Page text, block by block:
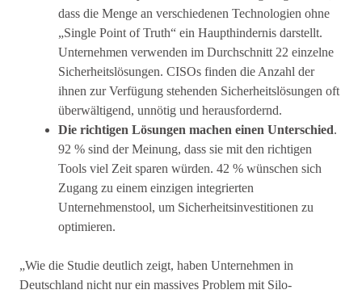
dass die Menge an verschiedenen Technologien ohne
„Single Point of Truth“ ein Haupthindernis darstellt.
Unternehmen verwenden im Durchschnitt 22 einzelne
Sicherheitslösungen. CISOs finden die Anzahl der
ihnen zur Verfügung stehenden Sicherheitslösungen oft
überwältigend, unnötig und herausfordernd.
Die richtigen Lösungen machen einen Unterschied.
92 % sind der Meinung, dass sie mit den richtigen
Tools viel Zeit sparen würden. 42 % wünschen sich
Zugang zu einem einzigen integrierten
Unternehmenstool, um Sicherheitsinvestitionen zu
optimieren.
„Wie die Studie deutlich zeigt, haben Unternehmen in
Deutschland nicht nur ein massives Problem mit Silo-